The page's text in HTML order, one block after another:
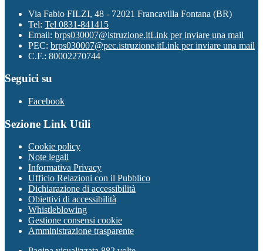
Via Fabio FILZI, 48 - 72021 Francavilla Fontana (BR)
Tel: Tel 0831-841415
Email: brps030007@istruzione.itLink per inviare una mail
PEC: brps030007@pec.istruzione.itLink per inviare una mail
C.F.: 80002270744
Seguici su
Facebook
Sezione Link Utili
Cookie policy
Note legali
Informativa Privacy
Ufficio Relazioni con il Pubblico
Dichiarazione di accessibilità
Obiettivi di accessibilità
Whistleblowing
Gestione consensi cookie
Amministrazione trasparente